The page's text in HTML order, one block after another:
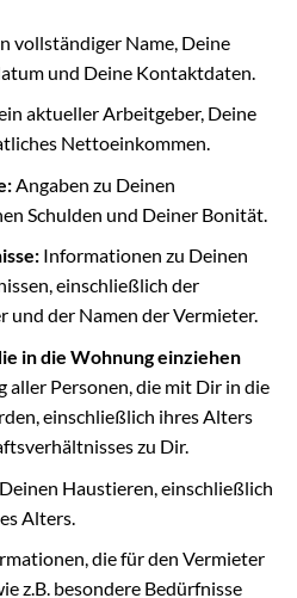
vollständiger Name, Deine
und Deine Kontaktdaten.
aktueller Arbeitgeber, Deine
Nettoeinkommen.
Angaben zu Deinen
Schulden und Deiner Bonität.
Informationen zu Deinen
einschließlich der
und der Namen der Vermieter.
in die Wohnung einziehen
Personen, die mit Dir in die
einschließlich ihres Alters
zu Dir.
Haustieren, einschließlich
Alters.
die für den Vermieter
z.B. besondere Bedürfnisse